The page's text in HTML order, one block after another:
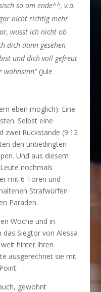
so am ende^^, v.a.
nicht richtig mehr
wusst ich nicht ob
dich dann gesehen
und dich voll gefreut
wahnsinn“ (Jule
eben möglich): Eine
Selbst eine
zwei Rückstände (9:12
den unbedingten
Und aus diesem
nochmals
mit 6 Toren und
Strafwürfen
Paraden.
Woche und in
Siegtor von Alessa
hinter ihren
ausgerechnet sie mit
gewohnt